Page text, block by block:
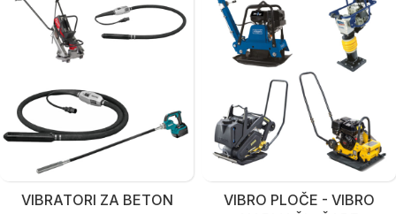
VIBRATORI ZA BETON
VIBRO PLOČE - VIBRO